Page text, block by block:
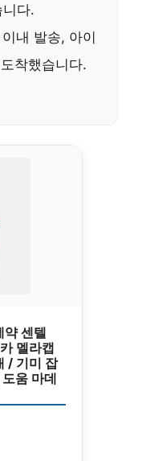
다.
내 발송, 아이
착했습니다.
센텔
멜라캡
/ 기미 잡
움 마데